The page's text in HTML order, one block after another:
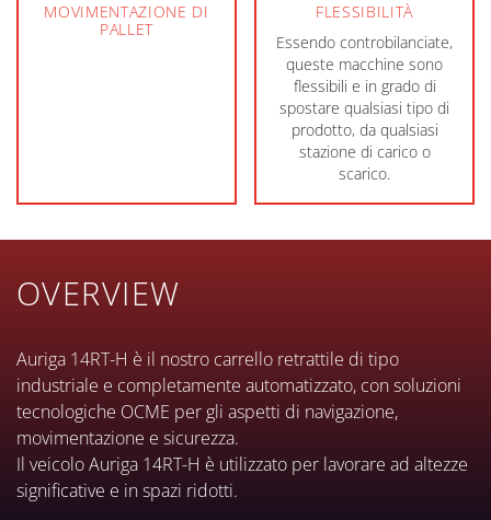
MOVIMENTAZIONE DI
PALLET
FLESSIBILITÀ
Essendo controbilanciate,
queste macchine sono
flessibili e in grado di
spostare qualsiasi tipo di
prodotto, da qualsiasi
stazione di carico o
scarico.
OVERVIEW
Auriga 14RT-H è il nostro carrello retrattile di tipo
industriale e completamente automatizzato, con soluzioni
tecnologiche OCME per gli aspetti di navigazione,
movimentazione e sicurezza.
Il veicolo Auriga 14RT-H è utilizzato per lavorare ad altezze
significative e in spazi ridotti.